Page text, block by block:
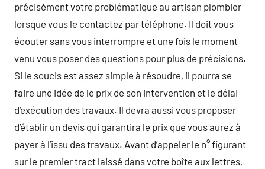
précisément votre problématique au artisan plombier
lorsque vous le contactez par téléphone. Il doit vous
écouter sans vous interrompre et une fois le moment
venu vous poser des questions pour plus de précisions.
Si le soucis est assez simple à résoudre, il pourra se
faire une idée de le prix de son intervention et le délai
d’exécution des travaux. Il devra aussi vous proposer
d’établir un devis qui garantira le prix que vous aurez à
payer à l’issu des travaux. Avant d’appeler le n° figurant
sur le premier tract laissé dans votre boîte aux lettres,